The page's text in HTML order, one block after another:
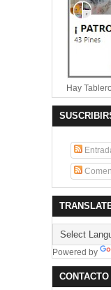
Hay
Powered by
CONTACTO